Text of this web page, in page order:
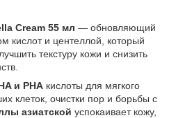
Cream 55 мл — обновляющий
кислот и центеллой, который
текстуру кожи и снизить
и PHA кислоты для мягкого
клеток, очистки пор и борьбы с
азиатской успокаивает кожу,